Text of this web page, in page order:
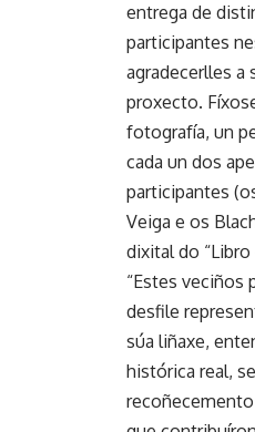
entrega de
participantes
agradecerlles a
proxecto.
fotografía, un
cada un dos
participantes
Veiga e os
dixital do “Libro
“Estes veciños
desfile
súa liñaxe,
histórica real,